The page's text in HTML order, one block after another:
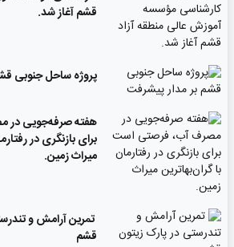
قشم آغاز شد.
پروژه ساحل جنوبی
‌هفته صرفه‌جویی در
برای بازنگری در
میراث زمین.
تمرین آرامش و
قشم